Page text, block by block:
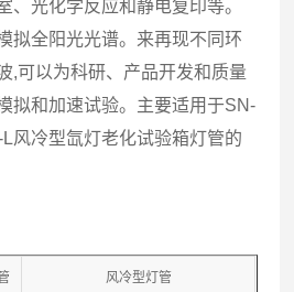
、光化学反应和静电复印等。
拟全阳光光谱。来再现不同环
,可以为科研、产品开发和质量
拟和加速试验。主要适用于SN-
风冷型氙灯老化试验箱灯管的
风冷型灯管